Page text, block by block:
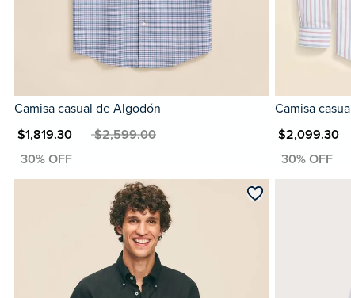
Camisa casual de Algodón
$1,819.30MXN $2,599.00
Camisa
MXN $2,099.30